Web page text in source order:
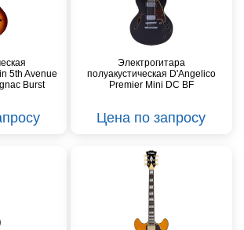
5th Avenue
Burst
Электрогитара
полуакустическая D'Angelico
Premier Mini DC BF
Цена по запросу